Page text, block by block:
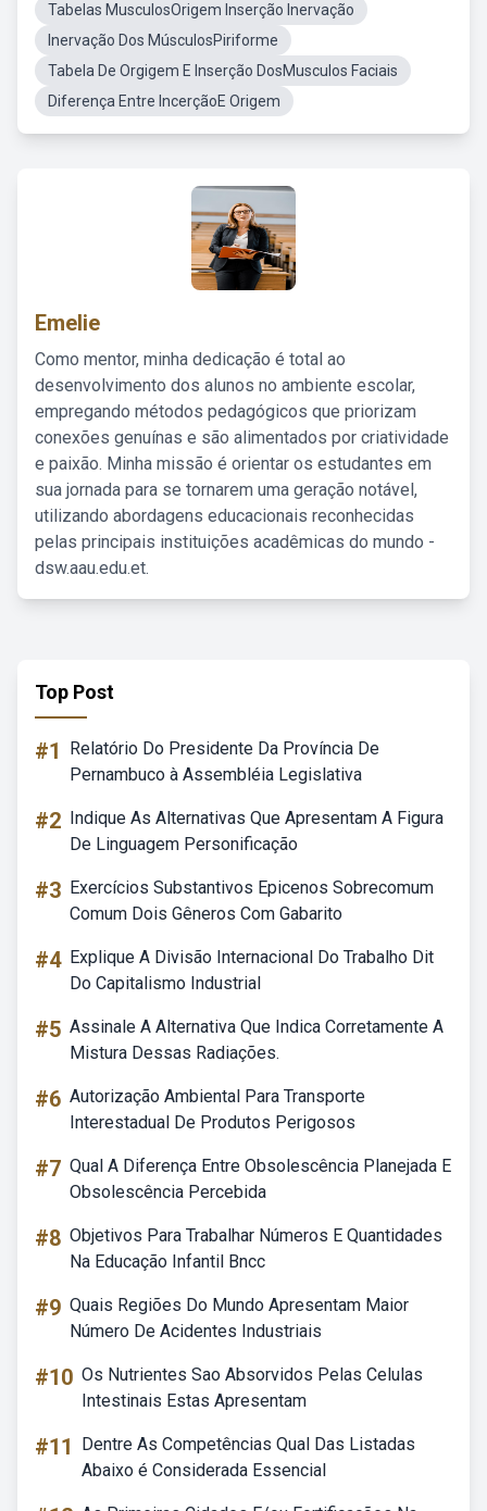
Tabelas MusculosOrigem Inserção Inervação
Inervação Dos MúsculosPiriforme
Tabela De Orgigem E Inserção DosMusculos Faciais
Diferença Entre IncerçãoE Origem
Emelie
Como mentor, minha dedicação é total ao
desenvolvimento dos alunos no ambiente escolar,
empregando métodos pedagógicos que priorizam
conexões genuínas e são alimentados por criatividade
e paixão. Minha missão é orientar os estudantes em
sua jornada para se tornarem uma geração notável,
utilizando abordagens educacionais reconhecidas
pelas principais instituições acadêmicas do mundo -
dsw.aau.edu.et.
Top Post
#1
Relatório Do Presidente Da Província De
Pernambuco à Assembléia Legislativa
#2 Indique As Alternativas Que Apresentam A Figura
De Linguagem Personificação
#3 Exercícios Substantivos Epicenos Sobrecomum
Comum Dois Gêneros Com Gabarito
#4 Explique A Divisão Internacional Do Trabalho Dit
Do Capitalismo Industrial
#5 Assinale A Alternativa Que Indica Corretamente A
Mistura Dessas Radiações.
#6 Autorização Ambiental Para Transporte
Interestadual De Produtos Perigosos
#7 Qual A Diferença Entre Obsolescência Planejada E
Obsolescência Percebida
#8 Objetivos Para Trabalhar Números E Quantidades
Na Educação Infantil Bncc
#9 Quais Regiões Do Mundo Apresentam Maior
Número De Acidentes Industriais
#10 Os Nutrientes Sao Absorvidos Pelas Celulas
Intestinais Estas Apresentam
#11
Dentre As Competências Qual Das Listadas
Abaixo é Considerada Essencial